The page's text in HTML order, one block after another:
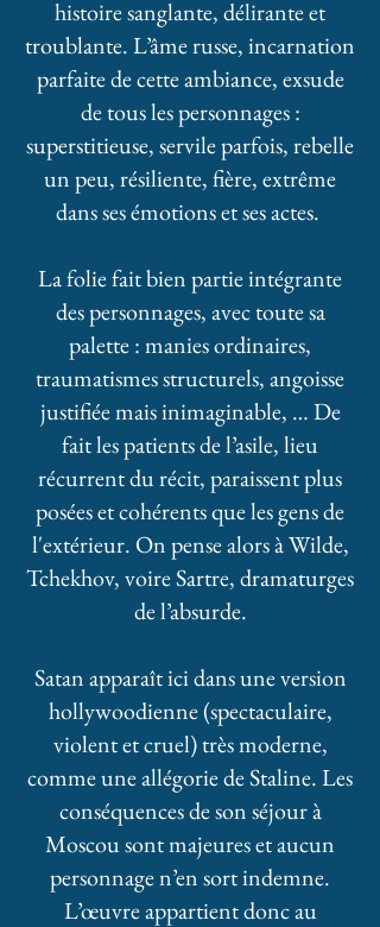
histoire sanglante, délirante et
troublante. L’âme russe, incarnation
parfaite de cette ambiance, exsude
de tous les personnages :
superstitieuse, servile parfois, rebelle
un peu, résiliente, fière, extrême
dans ses émotions et ses actes.
La folie fait bien partie intégrante
des personnages, avec toute sa
palette : manies ordinaires,
traumatismes structurels, angoisse
justifiée mais inimaginable, … De
fait les patients de l’asile, lieu
récurrent du récit, paraissent plus
posées et cohérents que les gens de
l'extérieur. On pense alors à Wilde,
Tchekhov, voire Sartre, dramaturges
de l’absurde.
Satan apparaît ici dans une version
hollywoodienne (spectaculaire,
violent et cruel) très moderne,
comme une allégorie de Staline. Les
conséquences de son séjour à
Moscou sont majeures et aucun
personnage n’en sort indemne.
L’œuvre appartient donc au